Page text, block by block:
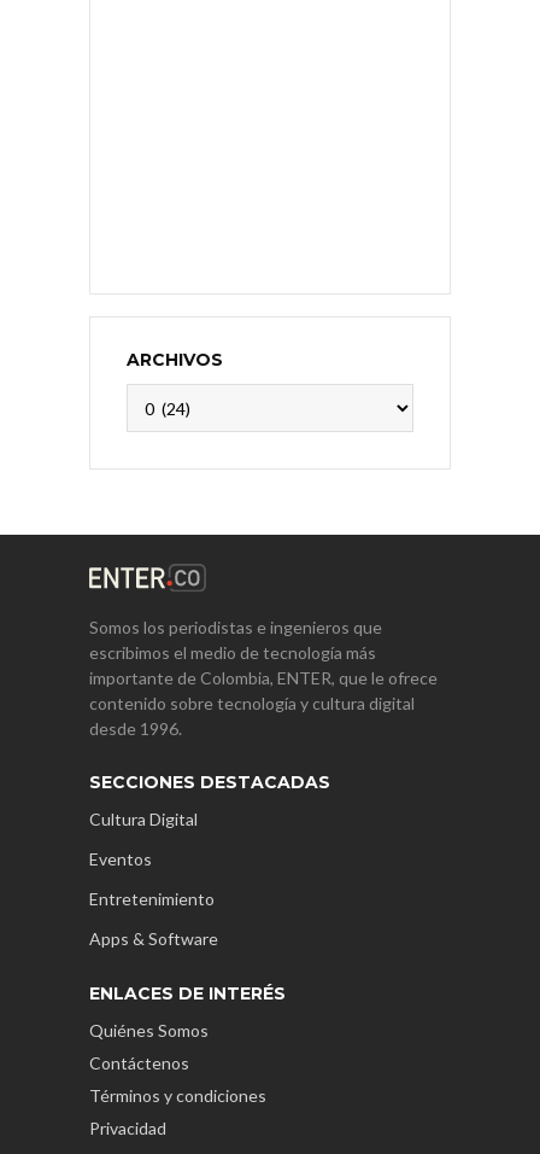
ARCHIVOS
Somos los periodistas e ingenieros que
escribimos el medio de tecnología más
importante de Colombia, ENTER, que le ofrece
contenido sobre tecnología y cultura digital
desde 1996.
SECCIONES DESTACADAS
Cultura Digital
Eventos
Entretenimiento
Apps & Software
ENLACES DE INTERÉS
Quiénes Somos
Contáctenos
Términos y condiciones
Privacidad